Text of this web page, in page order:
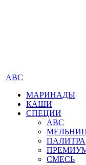
АВС
МАРИНАДЫ
КАШИ
СПЕЦИИ
АВС
ПАЛИТРА
СМЕСЬ